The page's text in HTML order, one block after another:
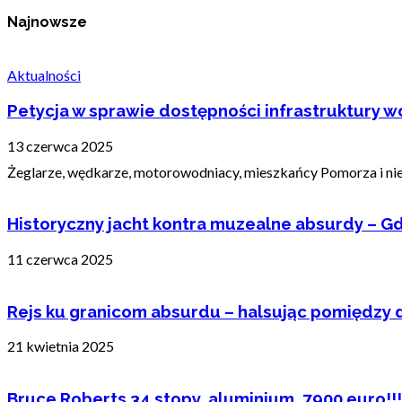
Najnowsze
Aktualności
Petycja w sprawie dostępności infrastruktury
13 czerwca 2025
Żeglarze, wędkarze, motorowodniacy, mieszkańcy Pomorza i
Historyczny jacht kontra muzealne absurdy –
11 czerwca 2025
Rejs ku granicom absurdu – halsując pomiędzy
21 kwietnia 2025